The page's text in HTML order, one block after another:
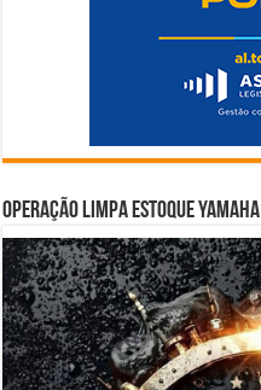
Operação Limpa Estoque Yamaha